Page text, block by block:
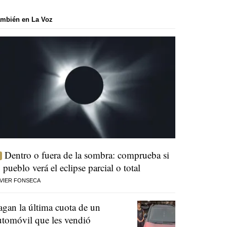
en La Voz
Dentro o fuera de la sombra: comprueba si
pueblo verá el eclipse parcial o total
FONSECA
la última cuota de un
que les vendió